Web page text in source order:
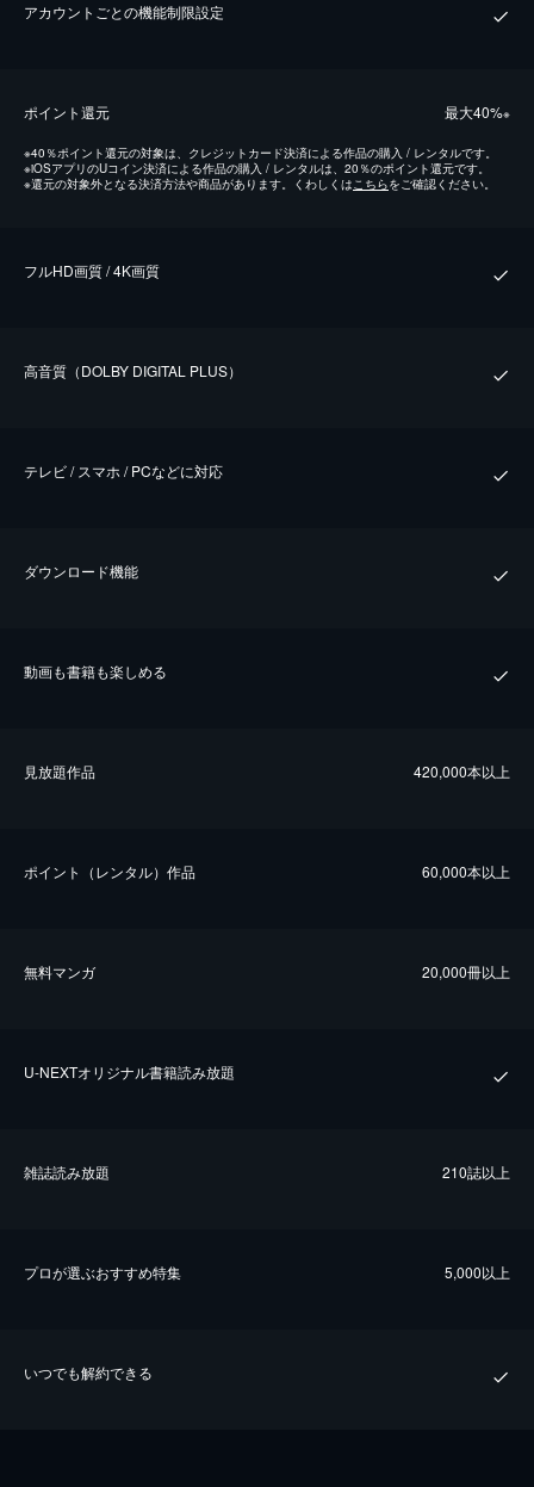
アカウントごとの機能制限設定
ポイント還元 最⼤40%※
※40％ポイント還元の対象は、クレジットカード決済による作品の購入 / レンタルです。
※iOSアプリのUコイン決済による作品の購入 / レンタルは、20％のポイント還元です。
※還元の対象外となる決済方法や商品があります。くわしくはこちらをご確認ください。
フルHD画質 / 4K画質
⾼⾳質（DOLBY DIGITAL PLUS）
テレビ / スマホ / PCなどに対応
ダウンロード機能
動画も書籍も楽しめる
⾒放題作品 420,000本以上
ポイント（レンタル）作品 60,000本以上
無料マンガ 20,000冊以上
U-NEXTオリジナル書籍読み放題
雑誌読み放題 210誌以上
プロが選ぶおすすめ特集 5,000以上
いつでも解約できる